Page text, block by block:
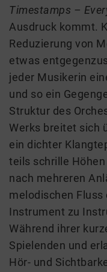
Timestamps –
Ausdruck kommt.
Reduzierung von
etwas
jeder Musikerin
und so ein
Struktur des
Werks breitet sich
ein dichter
teils schrille
nach mehreren
melodischen
Instrument zu
Während ihrer
Spielenden und
Hör- und